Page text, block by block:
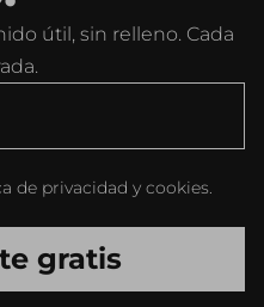
útil, sin relleno. Cada
de privacidad y cookies.